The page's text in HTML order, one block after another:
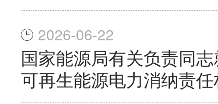
2026-06-22
国家能源局有关负责同
可再生能源电力消纳责